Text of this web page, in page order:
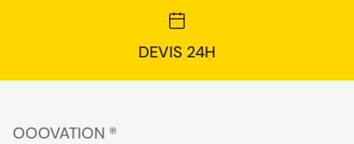
DEVIS 24H
OOOVATION ®